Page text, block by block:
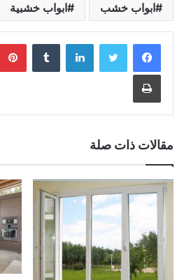
ابواب خشب ابواب خشبية
لينكدإن
طباعة
مقالات ذات صلة